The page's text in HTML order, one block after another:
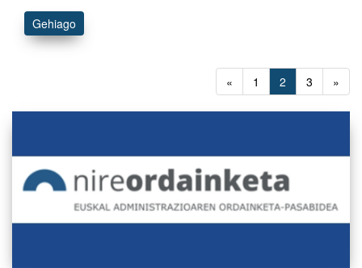
Gehiago
« 1 2 3 »